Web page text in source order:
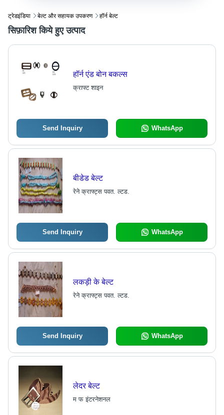
ट्रेडइंडिया बेल्ट और सहायक उपकरण हॉर्न बेल्ट
सिफ़ारिश किये हुए उत्पाद
हॉर्न एंड बोन बकल्स
क्राफ्ट शाइन
Send Inquiry WhatsApp
बीडेड बेल्ट
रेने क्राफ्ट्स पवत. ल्टड.
Send Inquiry WhatsApp
लकड़ी के बेल्ट
रेने क्राफ्ट्स पवत. ल्टड.
Send Inquiry WhatsApp
लेदर बेल्ट
म फ इंटरनेशनल